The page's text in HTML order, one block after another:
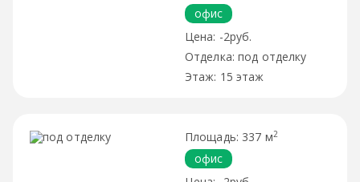
офис
-2руб.
под отделку
15 этаж
337 м2
офис